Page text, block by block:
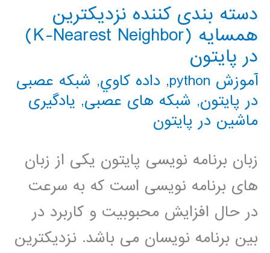
دسته بندی کننده نزدیکترین
همسایه (K-Nearest Neighbor)
در پایتون
آموزش python , داده كاوي, شبکه عصبی
در پایتون, شبکه های عصبی, یادگیری
ماشین در پایتون
زبان برنامه نویسی پایتون یکی از زبان
های برنامه نویسی است که به سرعت
در حال افزایش محبوبیت و کاربرد در
بین برنامه نویسان می باشد. نزديكترين